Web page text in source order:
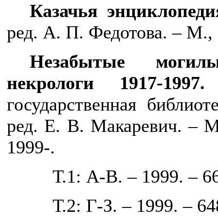
Казачья
ред. А. П. Федотова. – М.,
Незабытые
некрологи 1917-
государственная
ред. Е. В. Макаревич. –
1999-.
Т.1: А-В. – 1999. –
Т.2: Г-З. – 1999. –